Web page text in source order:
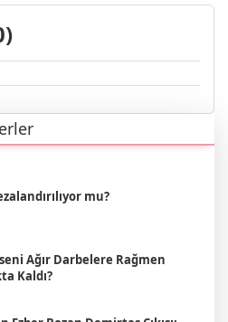
)
mu?
Ağır Darbelere Rağmen
Kaldı?